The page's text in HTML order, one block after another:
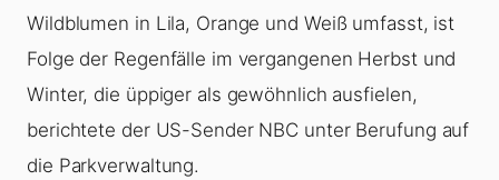
Wildblumen in Lila, Orange und Weiß umfasst, ist
Folge der Regenfälle im vergangenen Herbst und
Winter, die üppiger als gewöhnlich ausfielen,
berichtete der US-Sender NBC unter Berufung auf
die Parkverwaltung.